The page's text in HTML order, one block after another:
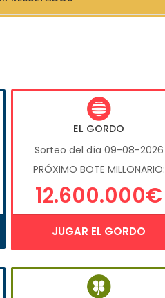
EL GORDO
Sorteo del día 09-08-2026
PRÓXIMO BOTE MILLONARIO:
12.600.000€
JUGAR EL GORDO